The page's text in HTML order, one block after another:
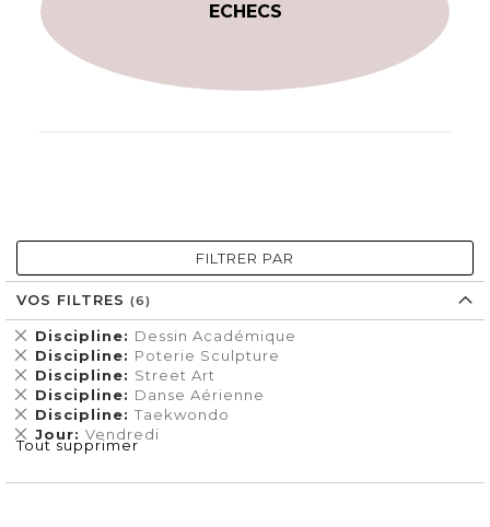
ECHECS
FILTRER PAR
VOS FILTRES
Discipline Dessin Académique
Supprimer
cet
Élément
Discipline Poterie Sculpture
Supprimer
cet
Élément
Discipline Street Art
Supprimer
cet
Élément
Discipline Danse Aérienne
Supprimer
cet
Élément
Discipline Taekwondo
Supprimer
cet
Élément
Jour Vendredi
Supprimer
cet
Tout supprimer